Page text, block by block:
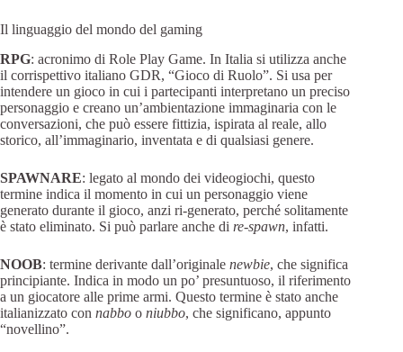
Il linguaggio del mondo del gaming
RPG: acronimo di Role Play Game. In Italia si utilizza anche
il corrispettivo italiano GDR, “Gioco di Ruolo”. Si usa per
intendere un gioco in cui i partecipanti interpretano un preciso
personaggio e creano un’ambientazione immaginaria con le
conversazioni, che può essere fittizia, ispirata al reale, allo
storico, all’immaginario, inventata e di qualsiasi genere.
SPAWNARE: legato al mondo dei videogiochi, questo
termine indica il momento in cui un personaggio viene
generato durante il gioco, anzi ri-generato, perché solitamente
è stato eliminato. Si può parlare anche di re-spawn, infatti.
NOOB: termine derivante dall’originale newbie, che significa
principiante. Indica in modo un po’ presuntuoso, il riferimento
a un giocatore alle prime armi. Questo termine è stato anche
italianizzato con nabbo o niubbo, che significano, appunto
“novellino”.